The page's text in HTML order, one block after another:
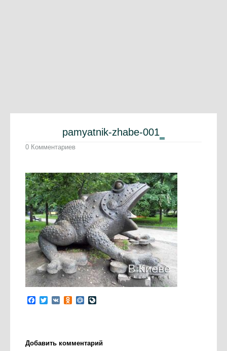
pamyatnik-zhabe-001
0 Комментариев
Facebook
Twitter
VK Odnoklassniki
Mail.Ru
Добавить комментарий